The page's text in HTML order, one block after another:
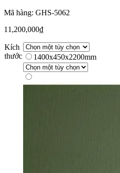
Mã hàng: GHS-5062
11,200,000₫
Kích
thước
1400x450x2200mm